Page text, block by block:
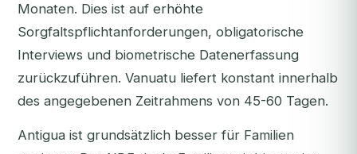
Monaten. Dies ist auf erhöhte
Sorgfaltspflichtanforderungen, obligatorische
Interviews und biometrische Datenerfassung
zurückzuführen. Vanuatu liefert konstant innerhalb
des angegebenen Zeitrahmens von 45-60 Tagen.
Antigua ist grundsätzlich besser für Familien